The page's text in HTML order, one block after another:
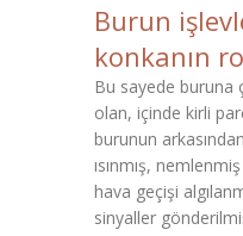
Burun
konkanın
Bu sayede buruna
olan, içinde kirli
burunun
ısınmış,
hava geçişi
sinyaller